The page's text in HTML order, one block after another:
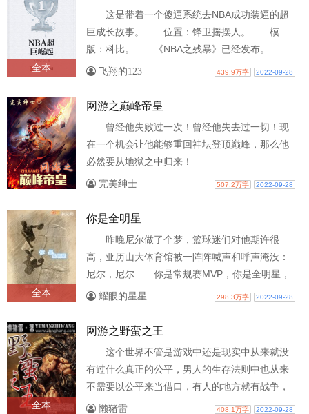
全本
这是带着一个傻逼系统去NBA成功装逼的超
巨成长故事。 位置：锋卫摇摆人。 模
版：科比。 《NBA之残暴》已经发布。
飞翔的123 439.9万字 2022-09-28
网游之巅峰帝皇
曾经他失败过一次！曾经他失去过一切！现
在一个机会让他能够重回神坛登顶巅峰，那么他
必然要从地狱之中归来！
完美绅士 507.2万字 2022-09-28
全本
你是全明星
昨晚尼尔做了个梦，篮球迷们对他期许很
高，亚历山大体育馆被一阵阵喊声和呼声淹没：
尼尔，尼尔... ...你是常规赛MVP，你是全明星，
你是总决赛MVP。一觉醒来后，三岁的尼尔..
耀眼的星星 298.3万字 2022-09-28
全本
网游之野蛮之王
这个世界不管是游戏中还是现实中从来就没
有过什么真正的公平，男人的生存法则中也从来
不需要以公平来当借口，有人的地方就有战争，
战争中拳头才是说话的本钱！
懒猪雷 408.1万字 2022-09-28